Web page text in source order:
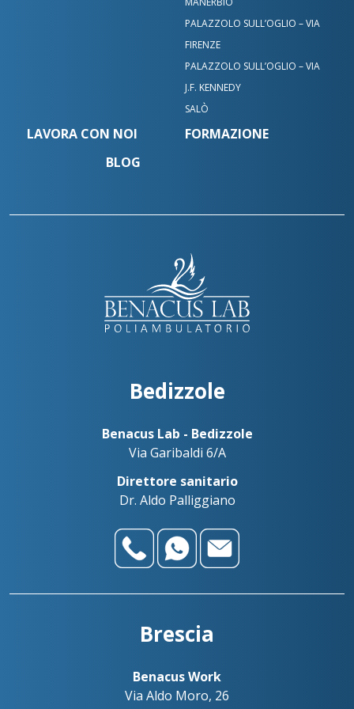
Contatta le nostre sedi
bedizzole@benacuslab.com
Brescia - Euromedical
work@benacuslab.com
Scrivici su WhatsApp
+393783102040
Benacus Lab - Castiglione -
PALAZZOLO SULL’OGLIO – VIA
FIRENZE
PALAZZOLO SULL’OGLIO – VIA
J.F. KENNEDY
SALÒ
LAVORA CON NOI
FORMAZIONE
BLOG
Bedizzole
Benacus Lab - Bedizzole
Via Garibaldi 6/A
Direttore sanitario
Dr. Aldo Palliggiano
Brescia
Benacus Work
Via Aldo Moro, 26